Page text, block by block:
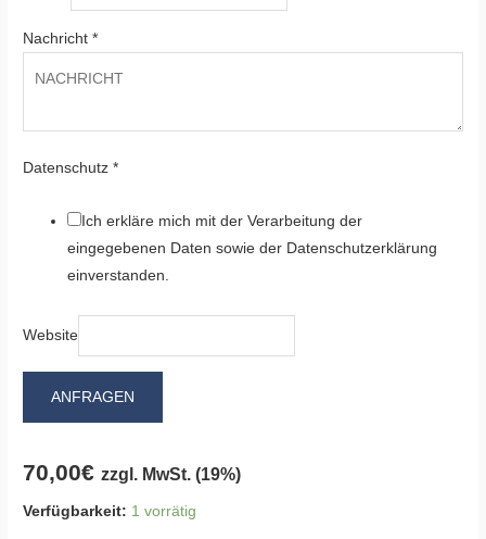
Nachricht*
Datenschutz*
Ich erkläre mich mit der Verarbeitung der
eingegebenen Daten sowie der Datenschutzerklärung
einverstanden.
Website
ANFRAGEN
70,00€ zzgl. MwSt. (19%)
Verfügbarkeit: 1 vorrätig